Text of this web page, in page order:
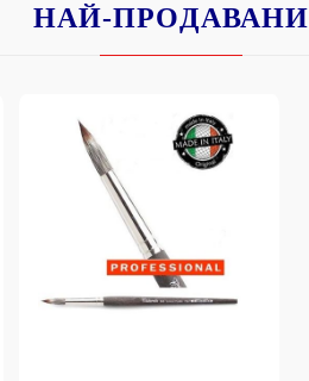
НАЙ-ПРОДАВАНИ